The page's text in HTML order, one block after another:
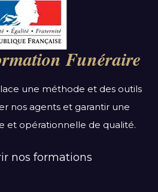
Alpes
Comté Funéraire
une méthode et des outils
nos agents et garantir une
et opérationnelle de qualité.
nos formations